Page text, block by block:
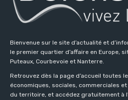
Bienvenue sur le site d’actualité et
le premier quartier d’affaire en Europe,
Puteaux, Courbevoie et Nanterre.
Retrouvez dès la page d’accueil toutes
économiques, sociales, commerciales
du territoire, et accédez gratuitement à